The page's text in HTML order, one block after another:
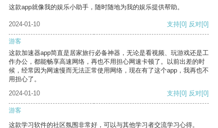
这款app就像我的娱乐小助手，随时随地为我的娱乐提供帮助。
2024-01-10 支持[0] 反对[0]
游客
这款加速器app简直是居家旅行必备神器，无论是看视频、玩游戏还是工
作办公，都能畅享高速网络，再也不用担心网速卡顿了。以前出差的时
候，经常因为网速慢而无法正常使用网络，现在有了这个app，我再也不
用担心了。
2024-01-10
支持[0] 反对[0]
游客
这款学习软件的社区氛围非常好，可以与其他学习者交流学习心得。